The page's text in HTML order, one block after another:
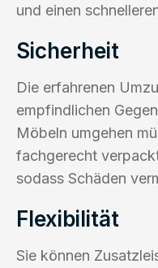
und einen
Sicherheit
Die erfahrenen
empfindlichen
Möbeln umgehen
fachgerecht
sodass Schäden
Flexibilität
Sie können